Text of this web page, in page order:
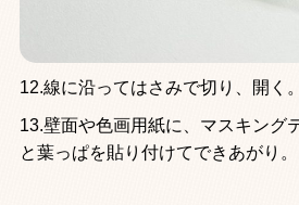
12.線に沿ってはさみで切り、開く。
13.壁面や色画用紙に、マスキング
と葉っぱを貼り付けてできあがり。